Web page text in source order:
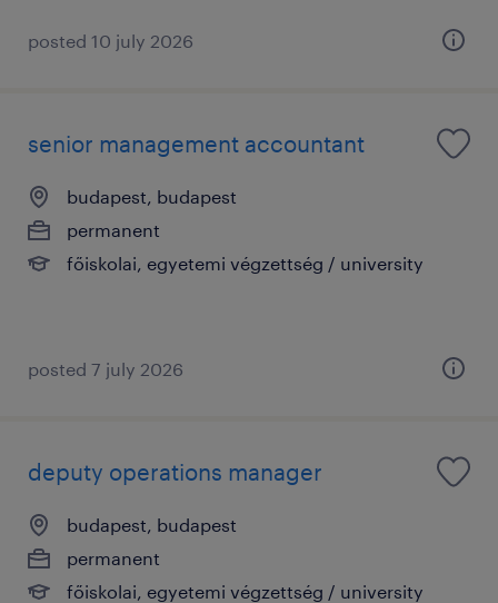
posted 10 july 2026
senior management accountant
budapest, budapest
permanent
főiskolai, egyetemi végzettség / university
posted 7 july 2026
deputy operations manager
budapest, budapest
permanent
főiskolai, egyetemi végzettség / university